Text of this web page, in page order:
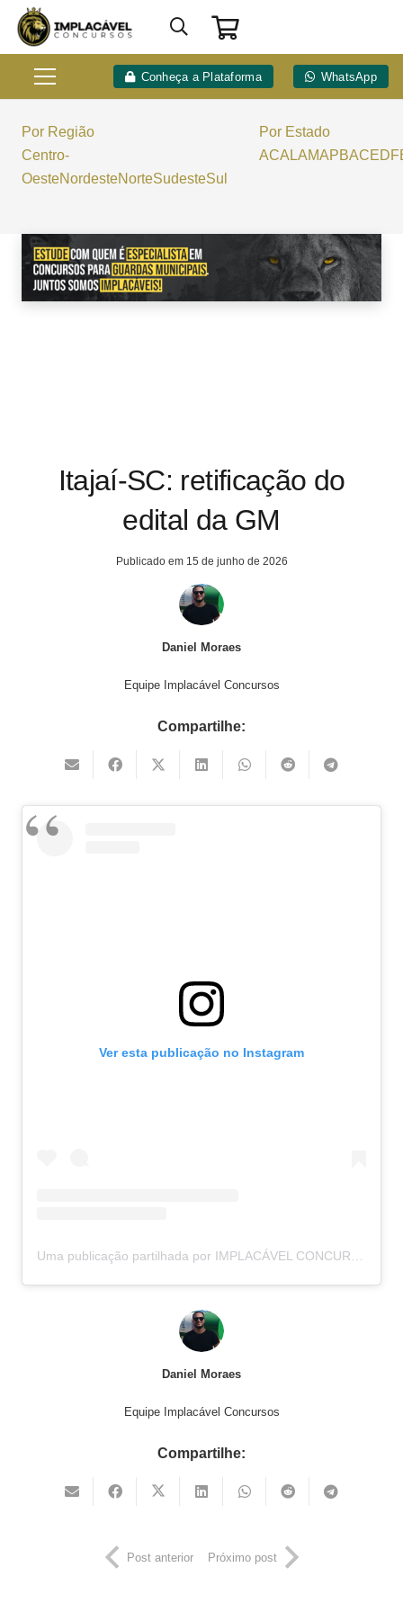
Conheça a Plataforma WhatsApp
Por Região
Centro-
OesteNordesteNorteSudesteSul
Por Estado
ACALAMAPBACEDF
Itajaí-SC: retificação do
edital da GM
Publicado em 15 de junho de 2026
Daniel Moraes
Equipe Implacável Concursos
Compartilhe:
Ver esta publicação no Instagram
Daniel Moraes
Equipe Implacável Concursos
Compartilhe:
Post anterior Próximo post